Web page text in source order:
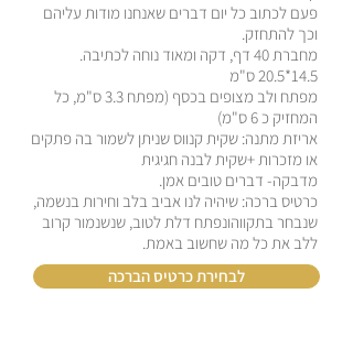
פעם לכתוב כל יום דברים שאנחנו מודות עליהם
וכך להתחזק.
מחברת 40 דף, דקה ומאוד נוחה לכתיבה.
14.5*20.5 ס"מ
מפתח ולב מצופים בכסף (מפתח 3.3 ס"מ, כל
המחזיק כ 6 ס"מ)
אריזת מתנה: שקית קנווס שניתן לשמור בה פתקים
או מזכרות +שקית לבנה חגיגית
מדבקה- דברים טובים אמן.
כרטיס ברכה: שיהיה לנו אביב בלב וחירות בנשמה,
שנבחר בתקווהונפתח דלת לטוב, שנשנמור קרוב
ללב את כל מה שחשוב באמת.
לבחירת כרטיס הברכה